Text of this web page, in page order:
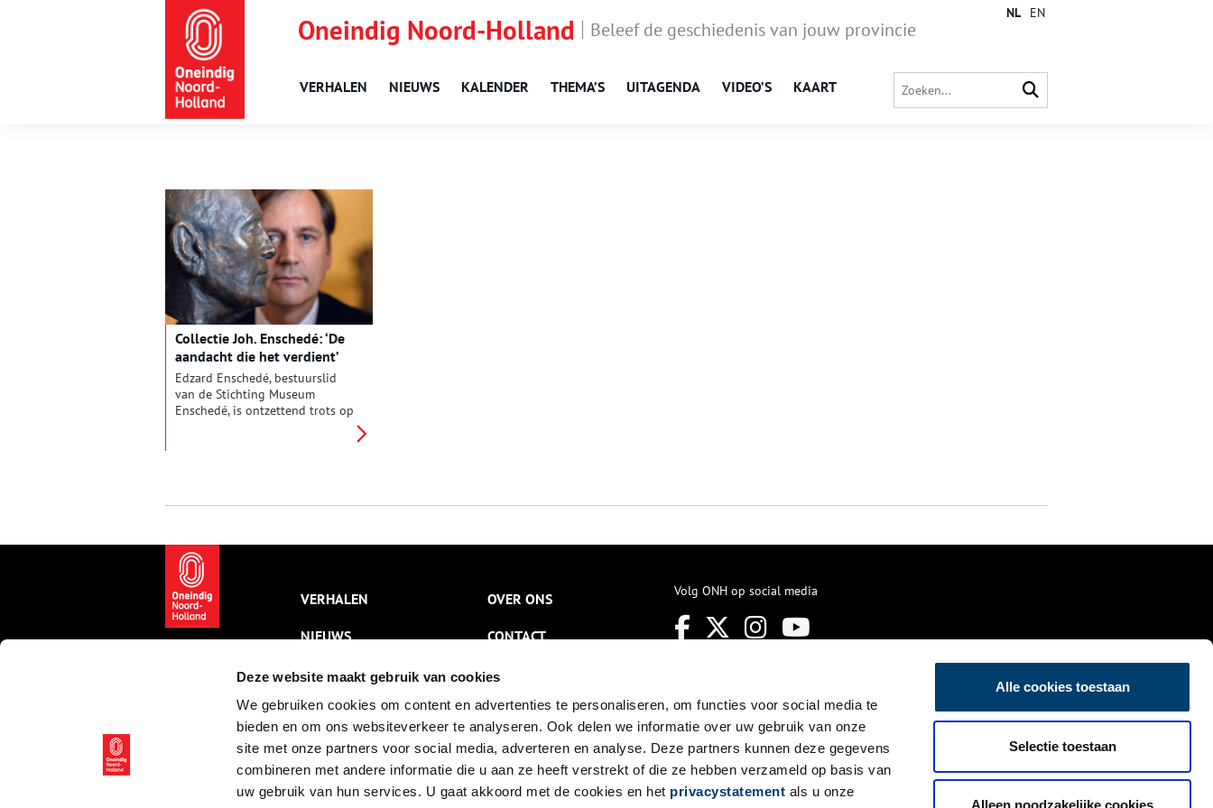
Deze website maakt gebruik van cookies
We gebruiken cookies om content en advertenties te personaliseren, om functies voor social media te
bieden en om ons websiteverkeer te analyseren. Ook delen we informatie over uw gebruik van onze
site met onze partners voor social media, adverteren en analyse. Deze partners kunnen deze gegevens
combineren met andere informatie die u aan ze heeft verstrekt of die ze hebben verzameld op basis van
uw gebruik van hun services. U gaat akkoord met de cookies en het privacystatement als u onze
Alle cookies toestaan
Selectie toestaan
Alleen noodzakelijke cookies
Oneindig Noord-Holland Beleef de geschiedenis van jouw provincie
VERHALEN NIEUWS KALENDER THEMA’S UITAGENDA VIDEO’S KAART
NL EN
Collectie Joh. Enschedé: ‘De
aandacht die het verdient’
Edzard Enschedé, bestuurslid
van de Stichting Museum
Enschedé, is ontzettend trots op
waarmee hij zich persoonlijk
VERHALEN
NIEUWS
KALENDER
THEMA’S
ACTIVITEITEN
VIDEO’S
OVER ONS
CONTACT
NIEUWSBRIEF
DISCLAIMER
PRIVACY
TOEGANKELIJKHEID
Volg ONH op social media